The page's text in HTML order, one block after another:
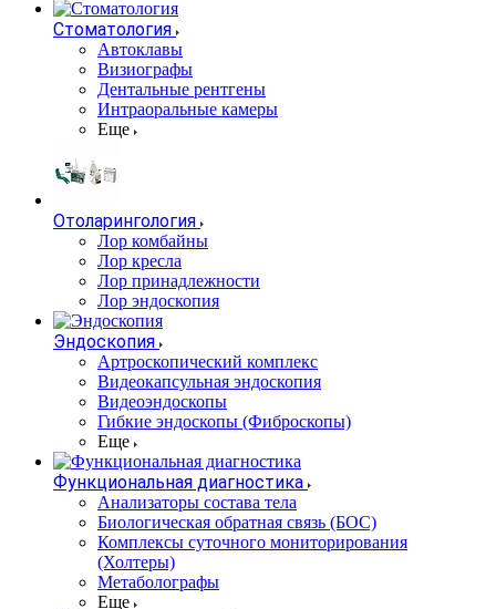
Стоматология
Автоклавы
Визиографы
Дентальные рентгены
Интраоральные камеры
Еще
Отоларингология
Лор комбайны
Лор кресла
Лор принадлежности
Лор эндоскопия
Эндоскопия
Артроскопический комплекс
Видеокапсульная эндоскопия
Видеоэндоскопы
Гибкие эндоскопы (Фиброcкопы)
Еще
Функциональная диагностика
Анализаторы состава тела
Биологическая обратная связь (БОС)
Комплексы суточного мониторирования
(Холтеры)
Метаболографы
Еще